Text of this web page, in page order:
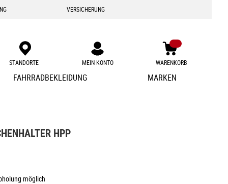
VERSICHERUNG
MEIN KONTO WARENKORB
STANDORTE
FAHRRADBEKLEIDUNG MARKEN
HPP
möglich